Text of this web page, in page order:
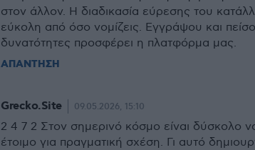
στον άλλον. Η διαδικασία εύρεσης του
εύκολη από όσο νομίζεις. Εγγράψου και
δυνατότητες προσφέρει η πλατφόρμα μας.
ΑΠΑΝΤΗΣΗ
Grecko.Site 09.05.2026, 15:10
2 4 7 2 Στον σημερινό κόσμο είναι δύσκολο να
έτοιμο για πραγματική σχέση. Γι αυτό